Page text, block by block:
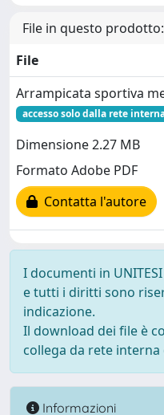
File in questo prodotto:
File
Arrampicata sportiva
accesso solo dalla rete
Dimensione 2.27 MB
Formato Adobe PDF
Contatta l'autore
I documenti in
e tutti i diritti sono
indicazione.
Il download dei file è
collega da rete interna
Informazioni